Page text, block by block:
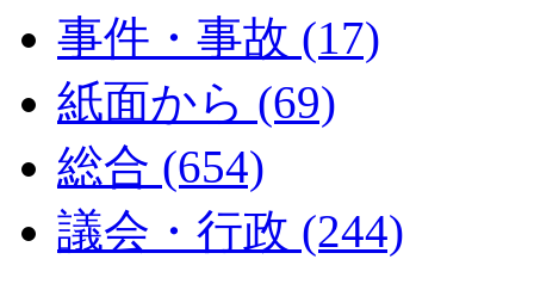
事件・事故 (17)
紙面から (69)
総合 (654)
議会・行政 (244)